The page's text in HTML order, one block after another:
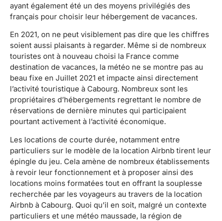
ayant également été un des moyens privilégiés des
français pour choisir leur hébergement de vacances.
En 2021, on ne peut visiblement pas dire que les chiffres
soient aussi plaisants à regarder. Même si de nombreux
touristes ont à nouveau choisi la France comme
destination de vacances, la météo ne se montre pas au
beau fixe en Juillet 2021 et impacte ainsi directement
l’activité touristique à Cabourg. Nombreux sont les
propriétaires d’hébergements regrettant le nombre de
réservations de dernière minutes qui participaient
pourtant activement à l’activité économique.
Les locations de courte durée, notamment entre
particuliers sur le modèle de la location Airbnb tirent leur
épingle du jeu. Cela amène de nombreux établissements
à revoir leur fonctionnement et à proposer ainsi des
locations moins formatées tout en offrant la souplesse
recherchée par les voyageurs au travers de la location
Airbnb à Cabourg. Quoi qu’il en soit, malgré un contexte
particuliers et une météo maussade, la région de